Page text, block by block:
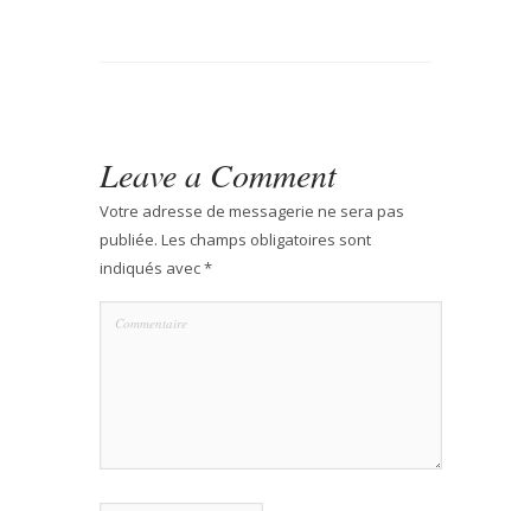
Leave a Comment
Votre adresse de messagerie ne sera pas
publiée. Les champs obligatoires sont
indiqués avec*